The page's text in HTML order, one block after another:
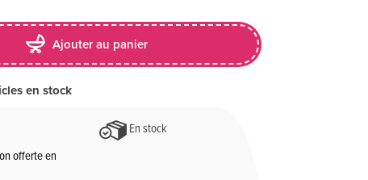
Ajouter au panier
en stock
offerte en
En stock